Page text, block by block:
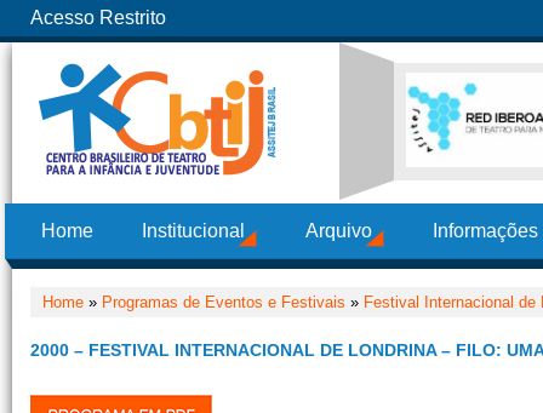
Acesso Restrito
Home Institucional Arquivo
Home » Programas de Eventos e Festivais » Festival Internacional de
2000 – FESTIVAL INTERNACIONAL DE LONDRINA – FILO: